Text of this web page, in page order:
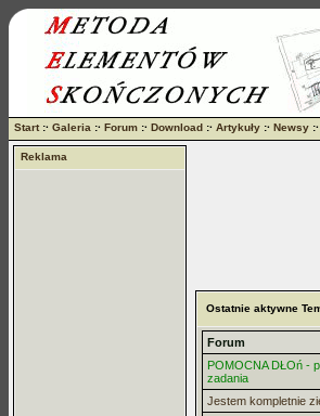
Start:· Galeria :· Forum :· Download :· Artykuły :· Newsy :·
Reklama
Ostatnie aktywne
Forum
POMOCNA DŁOń -
zadania
Jestem kompletnie